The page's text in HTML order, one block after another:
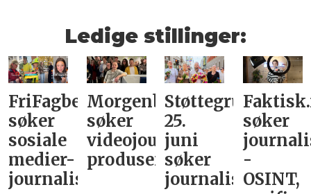
Ledige stillinger:
FriFagbevegelse
søker
sosiale
medier-
journalist
Morgenbladet
søker
videojournalist/podkast-
produsent
Støttegruppa
25.
juni
søker
journalist
søker
-
OSINT,